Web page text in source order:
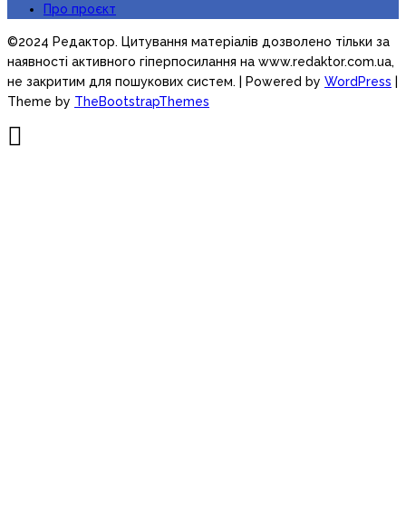
Про проєкт
©2024 Редактор. Цитування матеріалів дозволено тільки за
наявності активного гіперпосилання на www.redaktor.com.ua,
не закритим для пошукових систем. | Powered by WordPress |
Theme by TheBootstrapThemes